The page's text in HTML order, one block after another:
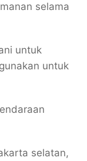
selama
untuk
untuk
selatan,